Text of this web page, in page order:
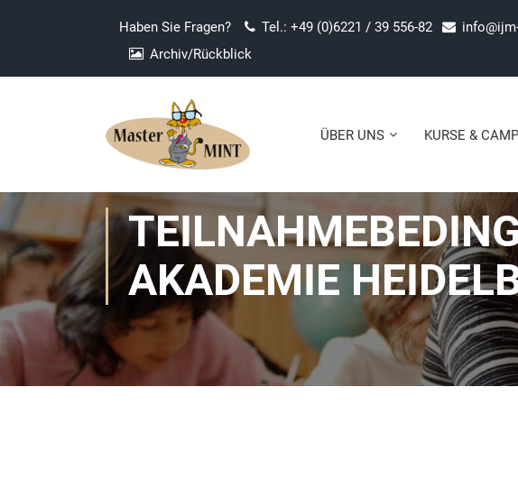
Haben Sie Fragen? Tel.: +49 (0)6221 / 39 556-82
Archiv/Rückblick
ÜBER UNS KURSE &
AKADEMIE